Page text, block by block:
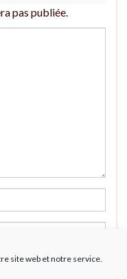
site web et notre service.
pas publiée.